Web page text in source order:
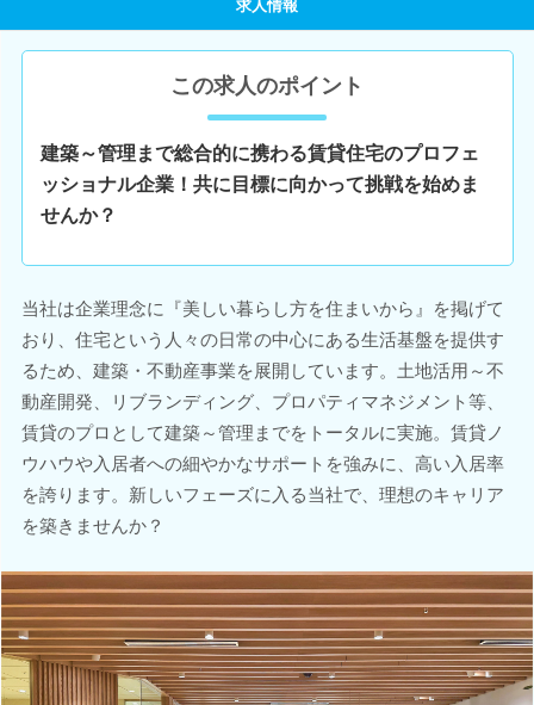
求人情報
この求人のポイント
建築～管理まで総合的に携わる賃貸住宅のプロフェ
ッショナル企業！共に目標に向かって挑戦を始めま
せんか？
当社は企業理念に『美しい暮らし方を住まいから』を掲げて
おり、住宅という人々の日常の中心にある生活基盤を提供す
るため、建築・不動産事業を展開しています。土地活用～不
動産開発、リブランディング、プロパティマネジメント等、
賃貸のプロとして建築～管理までをトータルに実施。賃貸ノ
ウハウや入居者への細やかなサポートを強みに、高い入居率
を誇ります。新しいフェーズに入る当社で、理想のキャリア
を築きませんか？